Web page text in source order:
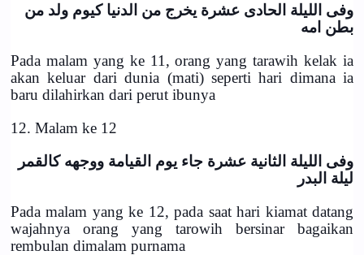
وفى الليلة الحادى عشرة يخرج من الدنيا كيوم ولد من
بطن امه
Pada malam yang ke 11, orang yang tarawih kelak ia
akan keluar dari dunia (mati) seperti hari dimana ia
baru dilahirkan dari perut ibunya
12. Malam ke 12
وفى الليلة الثانية عشرة جاء يوم القيامة ووجهه كالقمر
ليلة البدر
Pada malam yang ke 12, pada saat hari kiamat datang
wajahnya orang yang tarowih bersinar bagaikan
rembulan dimalam purnama